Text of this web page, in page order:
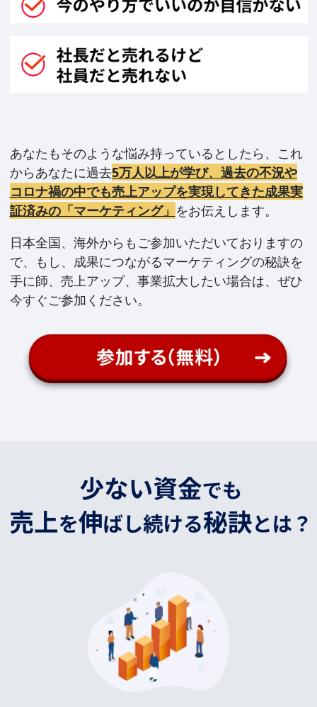
あなたもそのような悩み持っているとしたら、これ
からあなたに過去5万人以上が学び、過去の不況や
コロナ禍の中でも売上アップを実現してきた成果実
証済みの「マーケティング」 をお伝えします。
日本全国、海外からもご参加いただいておりますの
で、もし、成果につながるマーケティングの秘訣を
手に師、売上アップ、事業拡大したい場合は、ぜひ
今すぐご参加ください。